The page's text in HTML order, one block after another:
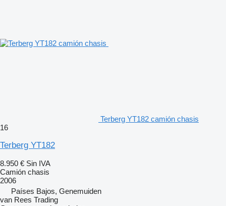
Terberg YT182 camión chasis
16
Terberg YT182
8.950 € Sin IVA
Camión chasis
2006
Países Bajos, Genemuiden
van Rees Trading